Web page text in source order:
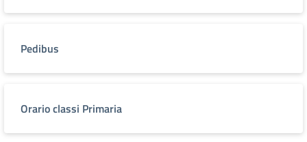
Pedibus
Orario classi Primaria